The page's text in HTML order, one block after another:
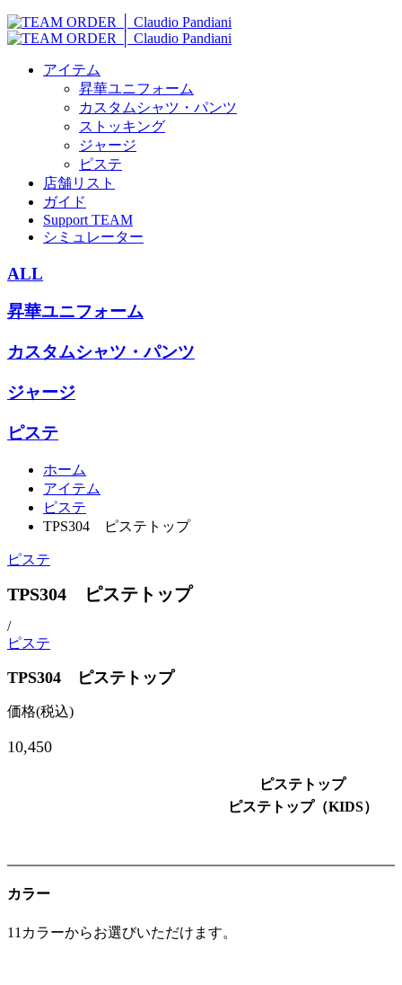
アイテム
昇華ユニフォーム
カスタムシャツ・パンツ
ストッキング
ジャージ
ピステ
店舗リスト
ガイド
Support TEAM
シミュレーター
ALL
昇華ユニフォーム
カスタムシャツ・パンツ
ジャージ
ピステ
ホーム
アイテム
ピステ
TPS304 ピステトップ
ピステ
TPS304 ピステトップ
/
ピステ
TPS304 ピステトップ
価格(税込)
10,450
ピステトップ
ピステトップ（KIDS）
カラー
11カラーからお選びいただけます。